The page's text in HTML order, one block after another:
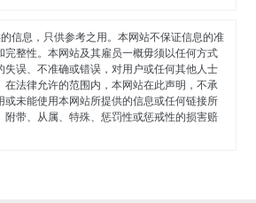
信息，只供参考之用。本网站不保证信息的准
完整性。本网站及其雇员一概毋须以任何方式
失误、不准确或错误，对用户或任何其他人士
在法律允许的范围内，本网站在此声明，不承
或未能使用本网站所提供的信息或任何链接所
附带、从属、特殊、惩罚性或惩戒性的损害赔